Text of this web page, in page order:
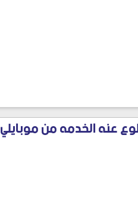
الخدمه من موبايلي 2024